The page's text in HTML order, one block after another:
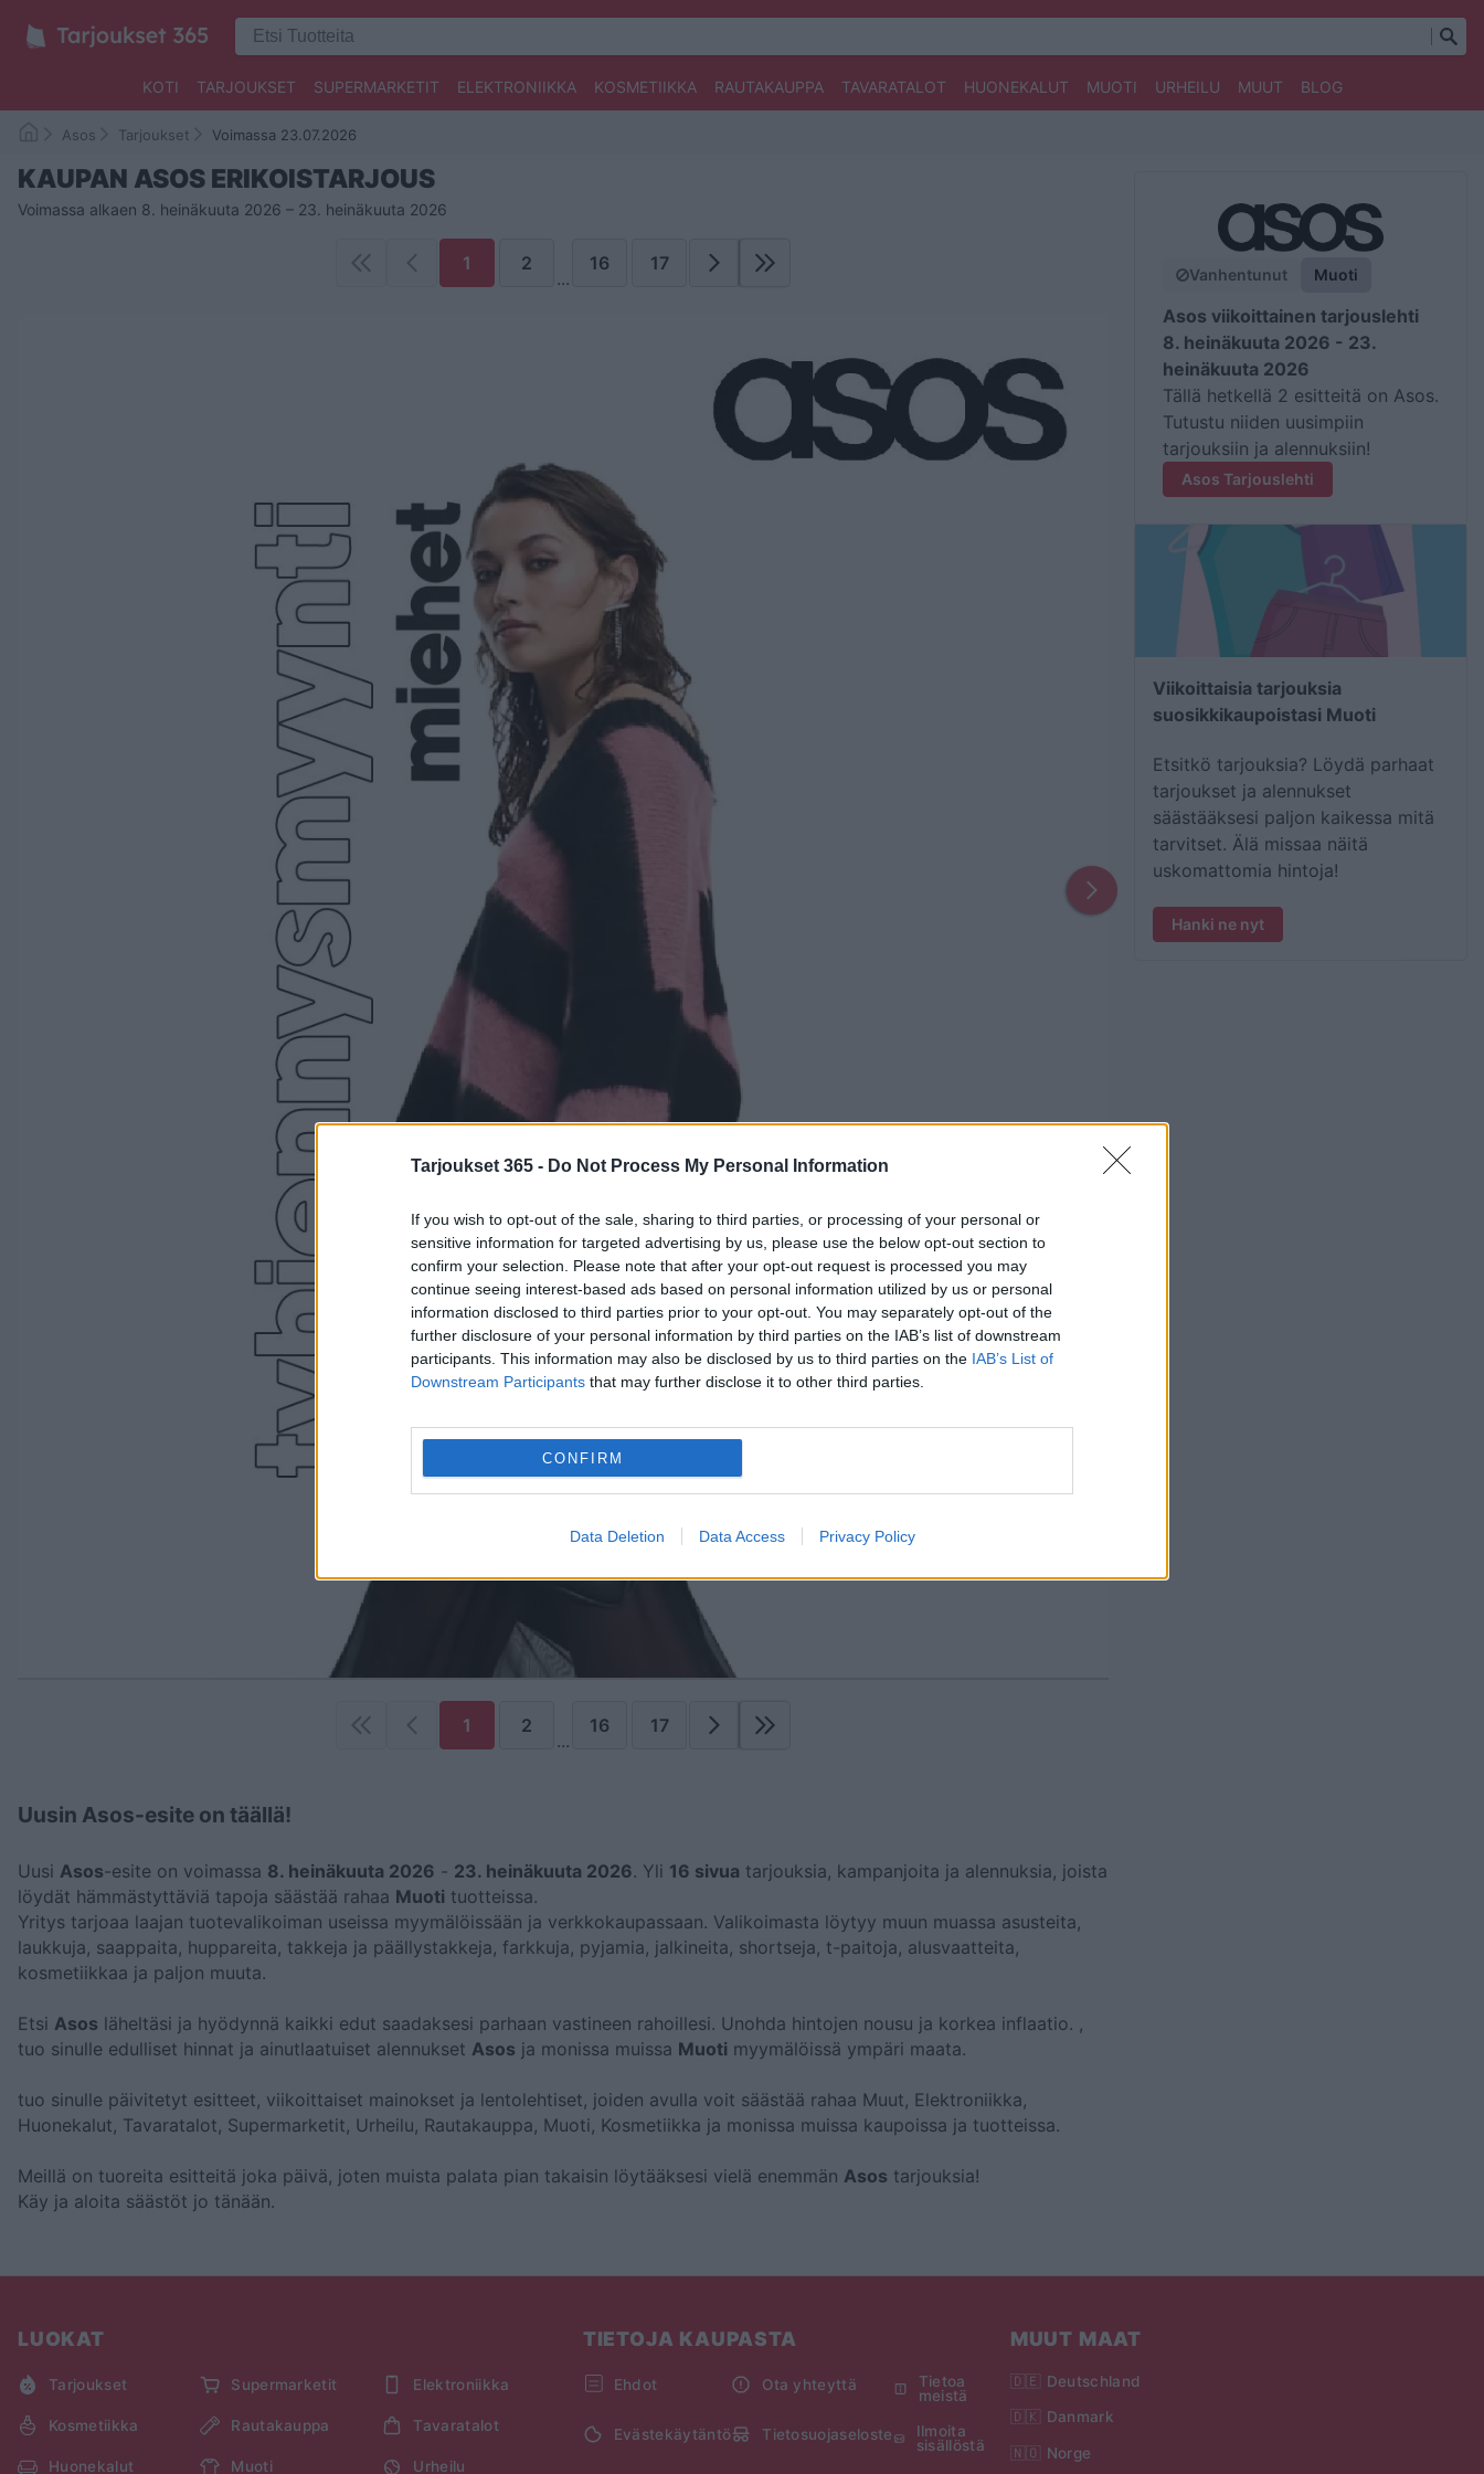
Tarjoukset 365 - Do Not Process My Personal Information
If you wish to opt-out of the sale, sharing to third parties, or processing of your personal or
sensitive information for targeted advertising by us, please use the below opt-out section to
confirm your selection. Please note that after your opt-out request is processed you may
continue seeing interest-based ads based on personal information utilized by us or personal
information disclosed to third parties prior to your opt-out. You may separately opt-out of the
further disclosure of your personal information by third parties on the IAB’s list of downstream
participants. This information may also be disclosed by us to third parties on the IAB’s List of
Downstream Participants that may further disclose it to other third parties.
CONFIRM
Data Deletion Data Access Privacy Policy
KOTI TARJOUKSET SUPERMARKETIT ELEKTRONIIKKA KOSMETIIKKA RAUTAKAUPPA TAVARATALOT HUONEKALUT MUOTI URHEILU MUUT BLOG
Asos Tarjoukset Voimassa 23.07.2026
KAUPAN ASOS ERIKOISTARJOUS
Voimassa alkaen 8. heinäkuuta 2026 – 23. heinäkuuta 2026
1 2
...
16 17
1 2
...
16 17
Uusin Asos-esite on täällä!
Uusi Asos-esite on voimassa 8. heinäkuuta 2026 - 23. heinäkuuta 2026 . Yli 16 sivua tarjouksia, kampanjoita ja alennuksia, joista
löydät hämmästyttäviä tapoja säästää rahaa Muoti tuotteissa.
Yritys tarjoaa laajan tuotevalikoiman useissa myymälöissään ja verkkokaupassaan. Valikoimasta löytyy muun muassa asusteita,
laukkuja, saappaita, huppareita, takkeja ja päällystakkeja, farkkuja, pyjamia, jalkineita, shortseja, t-paitoja, alusvaatteita,
kosmetiikkaa ja paljon muuta.
Etsi Asos läheltäsi ja hyödynnä kaikki edut saadaksesi parhaan vastineen rahoillesi. Unohda hintojen nousu ja korkea inflaatio. ,
tuo sinulle edulliset hinnat ja ainutlaatuiset alennukset Asos ja monissa muissa Muoti myymälöissä ympäri maata.
tuo sinulle päivitetyt esitteet, viikoittaiset mainokset ja lentolehtiset, joiden avulla voit säästää rahaa Muut, Elektroniikka,
Huonekalut, Tavaratalot, Supermarketit, Urheilu, Rautakauppa, Muoti, Kosmetiikka ja monissa muissa kaupoissa ja tuotteissa.
Meillä on tuoreita esitteitä joka päivä, joten muista palata pian takaisin löytääksesi vielä enemmän Asos tarjouksia!
Käy ja aloita säästöt jo tänään.
Vanhentunut Muoti
Asos viikoittainen tarjouslehti
8. heinäkuuta 2026 - 23.
heinäkuuta 2026
Tällä hetkellä 2 esitteitä on Asos.
Tutustu niiden uusimpiin
tarjouksiin ja alennuksiin!
Asos Tarjouslehti
Viikoittaisia tarjouksia
suosikkikaupoistasi Muoti
Etsitkö tarjouksia? Löydä parhaat
tarjoukset ja alennukset
säästääksesi paljon kaikessa mitä
tarvitset. Älä missaa näitä
uskomattomia hintoja!
Hanki ne nyt
LUOKAT
Tarjoukset Supermarketit Elektroniikka
Kosmetiikka Rautakauppa Tavaratalot
Huonekalut Muoti Urheilu
TIETOJA KAUPASTA
Ehdot Ota yhteyttä
Tietoa
meistä
Evästekäytäntö Tietosuojaseloste
Ilmoita
sisällöstä
MUUT MAAT
🇩🇪 Deutschland
🇩🇰 Danmark
🇳🇴 Norge